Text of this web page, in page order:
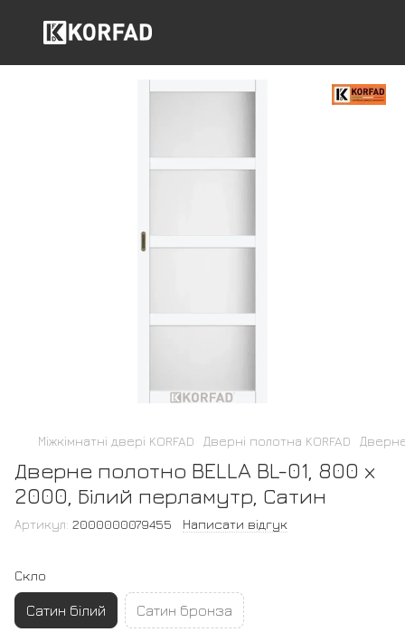
Міжкімнатні двері KORFAD Дверні полотна KORFAD
Дверне полотно BELLA BL-01, 800 х
2000, Білий перламутр, Сатин
Артикул: 2000000079455 Написати відгук
Скло
Сатин білий Сатин бронза